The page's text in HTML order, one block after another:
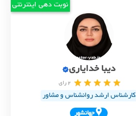
نوبت دهی اینترنتی
دیبا خدایاری
2 رای
کارشناس ارشد روانشناس و مشاور
جهانشهر